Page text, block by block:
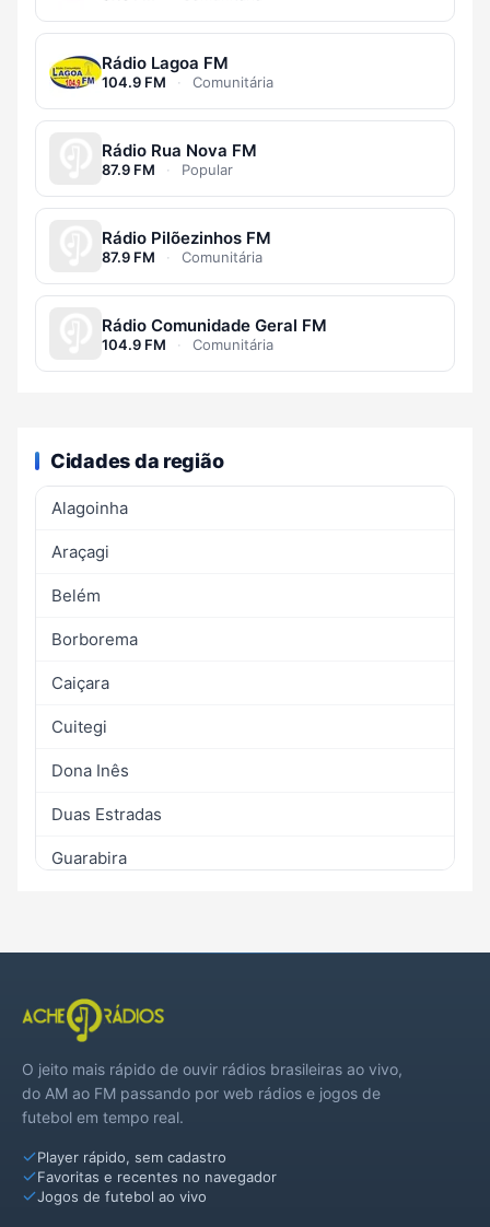
Rádio Lagoa FM
104.9 FM · Comunitária
Rádio Rua Nova FM
87.9 FM · Popular
Rádio Pilõezinhos FM
87.9 FM · Comunitária
Rádio Comunidade Geral FM
104.9 FM · Comunitária
Cidades da região
Alagoinha
Araçagi
Belém
Borborema
Caiçara
Cuitegi
Dona Inês
Duas Estradas
Guarabira
Pilões
Pilõezinhos
Pirpirituba
Serraria
Sertãozinho
O jeito mais rápido de ouvir rádios brasileiras ao vivo,
do AM ao FM passando por web rádios e jogos de
futebol em tempo real.
Player rápido, sem cadastro
Favoritas e recentes no navegador
Jogos de futebol ao vivo